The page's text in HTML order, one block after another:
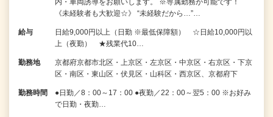
内・車両誘導をお願いします。 ※専属勤務が可能です！
《未経験者も大歓迎☆》 “未経験だから…”…
給与
日給9,000円以上（日勤 ※最低保障額） ☆日給10,000円以
上（夜勤） ★残業代10…
勤務地
京都府京都市北区・上京区・左京区・中京区・右京区・下京
区・南区・東山区・伏見区・山科区・西京区、京都府下
勤務時間
●日勤／8：00～17：00 ●夜勤／22：00～翌5：00 ※お好み
で日勤・夜勤…